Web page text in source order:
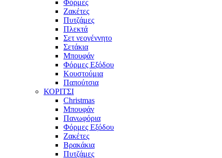
Φόρμες
Ζακέτες
Πυτζάμες
Πλεκτά
Σετ νεογέννητο
Σετάκια
Μπουφάν
Φόρμες Εξόδου
Κουστούμια
Παπούτσια
ΚΟΡΙΤΣΙ
Christmas
Μπουφάν
Πανωφόρια
Φόρμες Εξόδου
Ζακέτες
Βρακάκια
Πυτζάμες